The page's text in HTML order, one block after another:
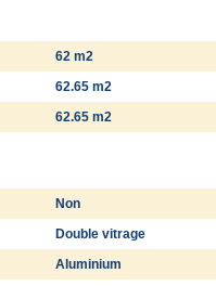
62 m2
62.65 m2
62.65 m2
Non
Double vitrage
Aluminium